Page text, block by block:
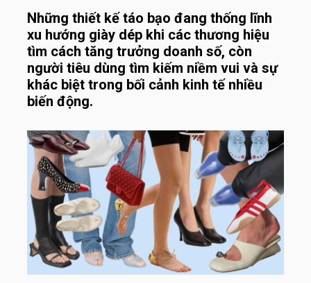
Những thiết kế táo bạo đang thống lĩnh
xu hướng giày dép khi các thương hiệu
tìm cách tăng trưởng doanh số, còn
người tiêu dùng tìm kiếm niềm vui và sự
khác biệt trong bối cảnh kinh tế nhiều
biến động.